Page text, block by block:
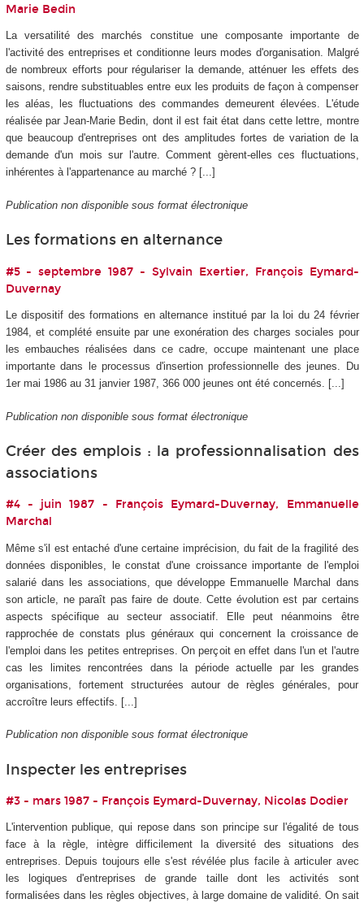
Marie Bedin
La versatilité des marchés constitue une composante importante de
l'activité des entreprises et conditionne leurs modes d'organisation. Malgré
de nombreux efforts pour régulariser la demande, atténuer les effets des
saisons, rendre substituables entre eux les produits de façon à compenser
les aléas, les fluctuations des commandes demeurent élevées. L'étude
réalisée par Jean-Marie Bedin, dont il est fait état dans cette lettre, montre
que beaucoup d'entreprises ont des amplitudes fortes de variation de la
demande d'un mois sur l'autre. Comment gèrent-elles ces fluctuations,
inhérentes à l'appartenance au marché ? [...]
Publication non disponible sous format électronique
Les formations en alternance
#5 - septembre 1987 - Sylvain Exertier, François Eymard-
Duvernay
Le dispositif des formations en alternance institué par la loi du 24 février
1984, et complété ensuite par une exonération des charges sociales pour
les embauches réalisées dans ce cadre, occupe maintenant une place
importante dans le processus d'insertion professionnelle des jeunes. Du
1er mai 1986 au 31 janvier 1987, 366 000 jeunes ont été concernés. [...]
Publication non disponible sous format électronique
Créer des emplois : la professionnalisation des
associations
#4 - juin 1987 - François Eymard-Duvernay, Emmanuelle
Marchal
Même s'il est entaché d'une certaine imprécision, du fait de la fragilité des
données disponibles, le constat d'une croissance importante de l'emploi
salarié dans les associations, que développe Emmanuelle Marchal dans
son article, ne paraît pas faire de doute. Cette évolution est par certains
aspects spécifique au secteur associatif. Elle peut néanmoins être
rapprochée de constats plus généraux qui concernent la croissance de
l'emploi dans les petites entreprises. On perçoit en effet dans l'un et l'autre
cas les limites rencontrées dans la période actuelle par les grandes
organisations, fortement structurées autour de règles générales, pour
accroître leurs effectifs. [...]
Publication non disponible sous format électronique
Inspecter les entreprises
#3 - mars 1987 - François Eymard-Duvernay, Nicolas Dodier
L'intervention publique, qui repose dans son principe sur l'égalité de tous
face à la règle, intègre difficilement la diversité des situations des
entreprises. Depuis toujours elle s'est révélée plus facile à articuler avec
les logiques d'entreprises de grande taille dont les activités sont
formalisées dans les règles objectives, à large domaine de validité. On sait